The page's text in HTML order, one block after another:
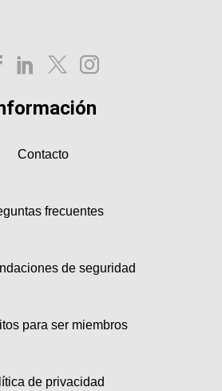
Contacto
frecuentes
de seguridad
para ser miembros
de privacidad